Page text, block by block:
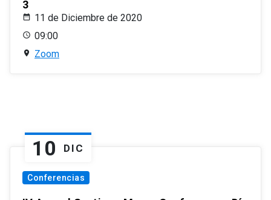
3
11 de Diciembre de 2020
09:00
Zoom
10 DIC
Conferencias